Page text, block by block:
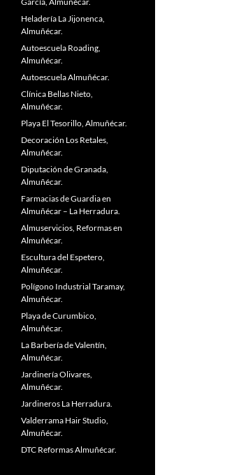
Heladería La Jijonenca,
Almuñécar.
Autoescuela Roading,
Almuñécar.
Autoescuela Almuñécar.
Clínica Bellas Nieto,
Almuñécar.
Playa El Tesorillo, Almuñécar.
Decoración Los Retales,
Almuñécar.
Diputación de Granada,
Almuñécar.
Farmacias de Guardia en
Almuñécar – La Herradura.
Almuservicios, Reformas en
Almuñécar.
Escultura del Espetero,
Almuñécar.
Polígono Industrial Taramay,
Almuñécar.
Playa de Curumbico,
Almuñécar.
La Barbería de Valentín,
Almuñécar.
Jardinería Olivares,
Almuñécar.
Jardineros La Herradura.
Valderrama Hair Studio,
Almuñécar.
DTC Reformas Almuñécar.